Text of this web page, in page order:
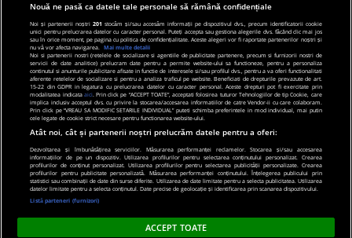
© 2019 PRO TV S.R.L |Politica de Cookie|Politica
de confidentialitate
Nouă ne pasă ca datele tale personale să rămână confidențiale
Noi și partenerii noștri201 stocăm și/sau accesăm informații pe dispozitivul dvs., precum identificatorii cookie
unici pentru prelucrarea datelor cu caracter personal. Puteți accepta sau gestiona alegerile dvs. făcând clic mai jos
sau în orice moment, pe pagina cu politica de confidențialitate. Aceste alegeri vor fi raportate partenerilor noștri și
nu vă vor afecta navigarea.
Mai multe detalii
Noi si partenerii nostri (retelele de socializare si agentiile de publicitate partenere, precum si furnizorii nostri de
servicii de date analitice) prelucram date pentru a permite website-ului sa functioneze, pentru a personaliza
continutul si anunturile publicitare afisate in functie de interesele si/sau profilul dvs., pentru a va oferi functionalitati
aferente retelelor de socializare si pentru a analiza traficul pe website. Beneficiati de drepturile prevazute de art.
15-22 din GDPR in legatura cu prelucrarea datelor cu caracter personal. Aceste drepturi pot fi exercitate prin
modalitatea indicata aici. Prin click pe “ACCEPT TOATE”, acceptati folosirea tuturor Tehnologiilor de tip Cookie, care
implica inclusiv acceptul dvs. cu privire la stocarea/accesarea informatiilor de catre Vendor-ii cu care colaboram.
Prin click pe “VREAU SA MODIFIC SETARILE INDIVIDUAL” puteti schimba preferintele in mod individual, mai putin
cele legate de cookie strict necesare pentru functionarea website-ului.
Atât noi, cât și partenerii noștri prelucrăm datele pentru a oferi:
Dezvoltarea și îmbunătățirea serviciilor. Măsurarea performanței reclamelor. Stocarea și/sau accesarea
informațiilor de pe un dispozitiv. Utilizarea profilurilor pentru selectarea conținutului personalizat. Crearea
profilurilor de conținut personalizat. Utilizarea profilurilor pentru selectarea publicității personalizate. Crearea
profilurilor pentru publicitate personalizată. Măsurarea performanței conținutului. Înțelegerea publicului prin
statistici sau combinații de date din surse diferite. Utilizarea de date limitate pentru a selecta publicitatea. Utilizarea
datelor limitate pentru a selecta conținutul. Date precise de geolocație și identificarea prin scanarea dispozitivului.
Listă parteneri (furnizori)
ACCEPT TOATE